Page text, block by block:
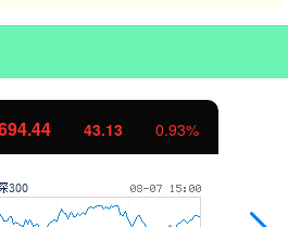
43.13 0.93%